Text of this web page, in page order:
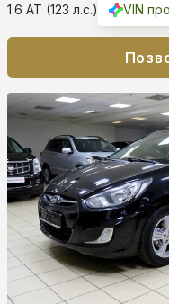
1.6 AT (123 л.с.) VIN